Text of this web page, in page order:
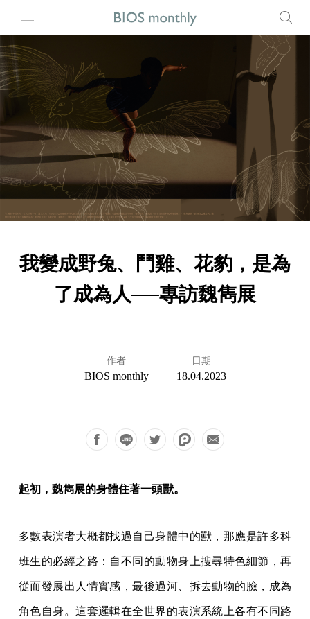
我變成野兔、鬥雞、花豹，是為
了成為人──專訪魏雋展
作者
BIOS monthly
日期
18.04.2023
起初，魏雋展的身體住著一頭獸。
多數表演者大概都找過自己身體中的獸，那應是許多科
班生的必經之路：自不同的動物身上搜尋特色細節，再
從而發展出人情實感，最後過河、拆去動物的臉，成為
角色自身。這套邏輯在全世界的表演系統上各有不同路